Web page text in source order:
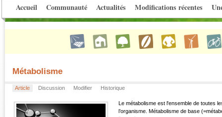
Accueil Communauté Actualités Modifications récentes
Métabolisme
Article Discussion Modifier Historique
Le métabolisme est l'ensemble de toutes
l’organisme. Métabolisme de base